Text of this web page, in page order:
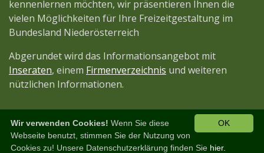
kennenlernen möchten, wir präsentieren Ihnen die
vielen Möglichkeiten für Ihre Freizeitgestaltung im
Bundesland Niederösterreich
Abgerundet wird das Informationsangebot mit
Inseraten, einem Firmenverzeichnis und weiteren
nützlichen Informationen.
Diese Seite ist ein Projekt derJetztMedien.com OK
Wir verwenden Cookies! Wenn Sie diese
Webseite benutzt, stimmen Sie der Nutzung von
Cookies zu! Unsere Datenschutzerklärung finden Sie hier.